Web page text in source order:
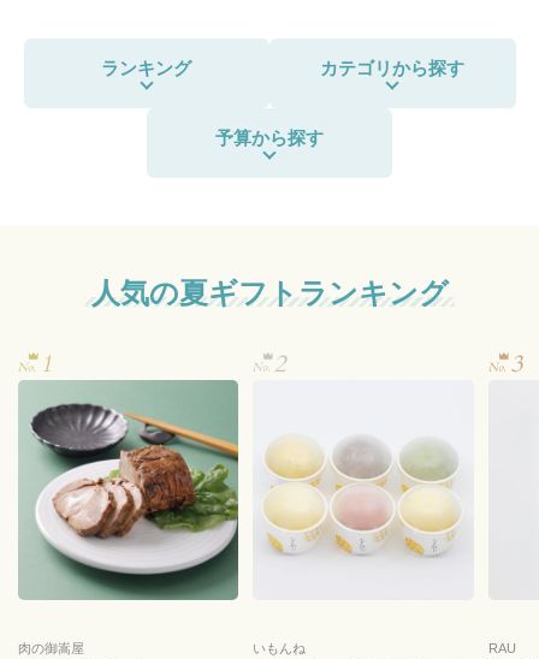
ランキング カテゴリから探す
予算から探す
人気の夏ギフトランキング
肉の御嵩屋 いもんね RAU